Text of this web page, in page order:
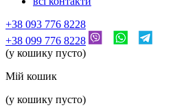
+38 093 776 8228
+38 099 776 8228
(у кошику пусто)
Мій кошик
(у кошику пусто)